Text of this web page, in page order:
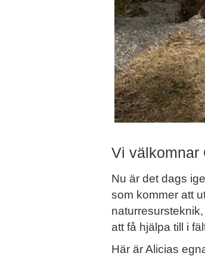
Vi välkomnar
Nu är det dags
som kommer att
att få hjälpa till i
Här är Alicias